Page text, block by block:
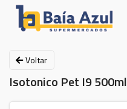
Voltar
Isotonico Pet I9 500ml